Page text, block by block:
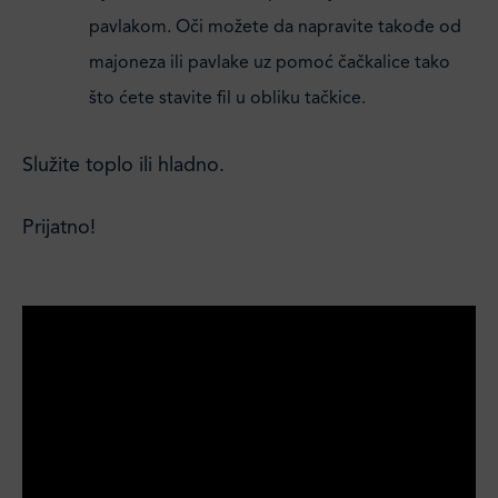
pavlakom. Oči možete da napravite takođe od
majoneza ili pavlake uz pomoć čačkalice tako
što ćete stavite fil u obliku tačkice.
Služite toplo ili hladno.
Prijatno!